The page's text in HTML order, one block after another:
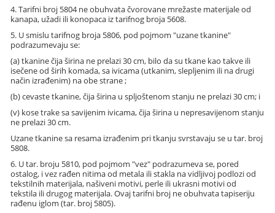
4. Tarifni broj 5804 ne obuhvata čvorovane mrežaste materijale od
kanapa, užadi ili konopaca iz tarifnog broja 5608.
5. U smislu tarifnog broja 5806, pod pojmom "uzane tkanine"
podrazumevaju se:
(a) tkanine čija širina ne prelazi 30 cm, bilo da su tkane kao takve ili
isečene od širih komada, sa ivicama (utkanim, slepljenim ili na drugi
način izrađenim) na obe strane ;
(b) cevaste tkanine, čija širina u spljoštenom stanju ne prelazi 30 cm; i
(v) kose trake sa savijenim ivicama, čija širina u nepresavijenom stanju
ne prelazi 30 cm.
Uzane tkanine sa resama izrađenim pri tkanju svrstavaju se u tar. broj
5808.
6. U tar. broju 5810, pod pojmom "vez" podrazumeva se, pored
ostalog, i vez rađen nitima od metala ili stakla na vidljivoj podlozi od
tekstilnih materijala, našiveni motivi, perle ili ukrasni motivi od
tekstila ili drugog materijala. Ovaj tarifni broj ne obuhvata tapiseriju
rađenu iglom (tar. broj 5805).